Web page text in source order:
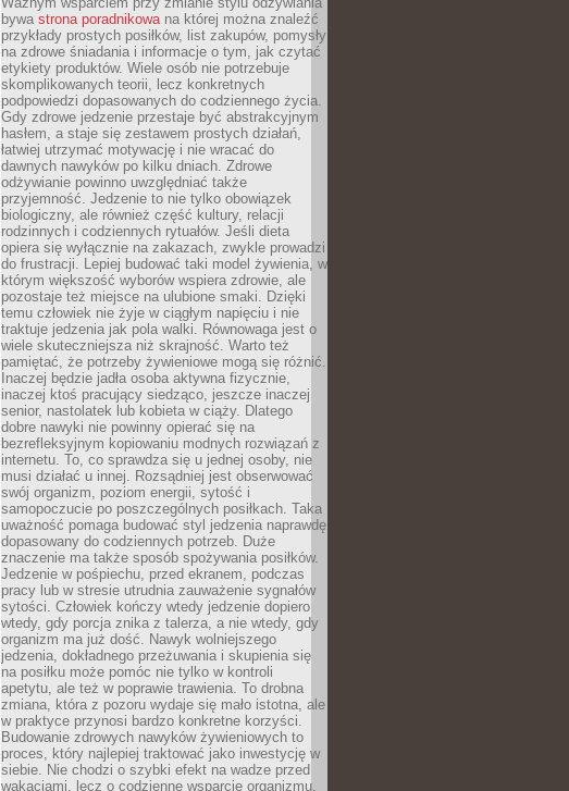
bywa strona poradnikowana której można znaleźć
przykłady prostych posiłków, list zakupów, pomysły
na zdrowe śniadania i informacje o tym, jak czytać
etykiety produktów. Wiele osób nie potrzebuje
skomplikowanych teorii, lecz konkretnych
podpowiedzi dopasowanych do codziennego życia.
Gdy zdrowe jedzenie przestaje być abstrakcyjnym
hasłem, a staje się zestawem prostych działań,
łatwiej utrzymać motywację i nie wracać do
dawnych nawyków po kilku dniach. Zdrowe
odżywianie powinno uwzględniać także
przyjemność. Jedzenie to nie tylko obowiązek
biologiczny, ale również część kultury, relacji
rodzinnych i codziennych rytuałów. Jeśli dieta
opiera się wyłącznie na zakazach, zwykle prowadzi
do frustracji. Lepiej budować taki model żywienia, w
którym większość wyborów wspiera zdrowie, ale
pozostaje też miejsce na ulubione smaki. Dzięki
temu człowiek nie żyje w ciągłym napięciu i nie
traktuje jedzenia jak pola walki. Równowaga jest o
wiele skuteczniejsza niż skrajność. Warto też
pamiętać, że potrzeby żywieniowe mogą się różnić.
Inaczej będzie jadła osoba aktywna fizycznie,
inaczej ktoś pracujący siedząco, jeszcze inaczej
senior, nastolatek lub kobieta w ciąży. Dlatego
dobre nawyki nie powinny opierać się na
bezrefleksyjnym kopiowaniu modnych rozwiązań z
internetu. To, co sprawdza się u jednej osoby, nie
musi działać u innej. Rozsądniej jest obserwować
swój organizm, poziom energii, sytość i
samopoczucie po poszczególnych posiłkach. Taka
uważność pomaga budować styl jedzenia naprawdę
dopasowany do codziennych potrzeb. Duże
znaczenie ma także sposób spożywania posiłków.
Jedzenie w pośpiechu, przed ekranem, podczas
pracy lub w stresie utrudnia zauważenie sygnałów
sytości. Człowiek kończy wtedy jedzenie dopiero
wtedy, gdy porcja znika z talerza, a nie wtedy, gdy
organizm ma już dość. Nawyk wolniejszego
jedzenia, dokładnego przeżuwania i skupienia się
na posiłku może pomóc nie tylko w kontroli
apetytu, ale też w poprawie trawienia. To drobna
zmiana, która z pozoru wydaje się mało istotna, ale
w praktyce przynosi bardzo konkretne korzyści.
Budowanie zdrowych nawyków żywieniowych to
proces, który najlepiej traktować jako inwestycję w
siebie. Nie chodzi o szybki efekt na wadze przed
wakacjami, lecz o codzienne wsparcie organizmu,